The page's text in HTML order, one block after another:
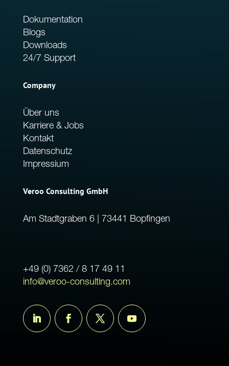
Dokumentation
Blogs
Downloads
24/7 Support
Company
Über uns
Karriere & Jobs
Kontakt
Datenschutz
Impressium
Veroo Consulting GmbH
Am Stadtgraben 6 | 73441 Bopfingen
+49 (0) 7362 / 8 17 49 11
info@veroo-consulting.com